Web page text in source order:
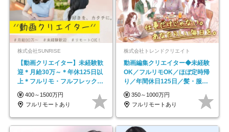
株式会社SUNRISE
【動画クリエイター】未経験歓
迎＊月給30万～＊年休125日以
上＊フルリモ・フルフレックス
◆10名の採用が決定◆
400～1500万円
フルリモートあり
株式会社トレンドクリエイト
動画編集クリエイター◆未経験
OK／フルリモOK／ほぼ定時帰
り／年間休日125日／髪・服・
ネイル自由／副業OK
350～1000万円
フルリモートあり